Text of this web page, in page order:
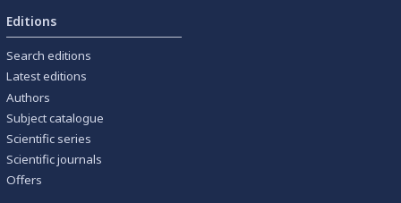
Editions
Search editions
Latest editions
Authors
Subject catalogue
Scientific series
Scientific journals
Offers